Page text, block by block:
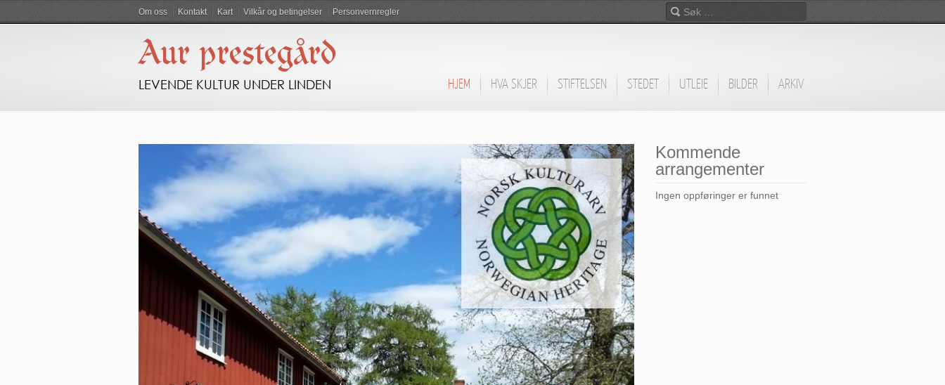
Om oss Kontakt Kart Vilkår og betingelser Personvernregler
Aur prestegård
LEVENDE KULTUR UNDER LINDEN HJEM HVA SKJER STIFTELSEN STEDET UTLEIE BILDER ARKIV
Kommende
arrangementer
Ingen oppføringer er funnet